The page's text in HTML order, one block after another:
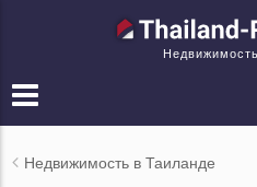
Недвижимость в Таиланде